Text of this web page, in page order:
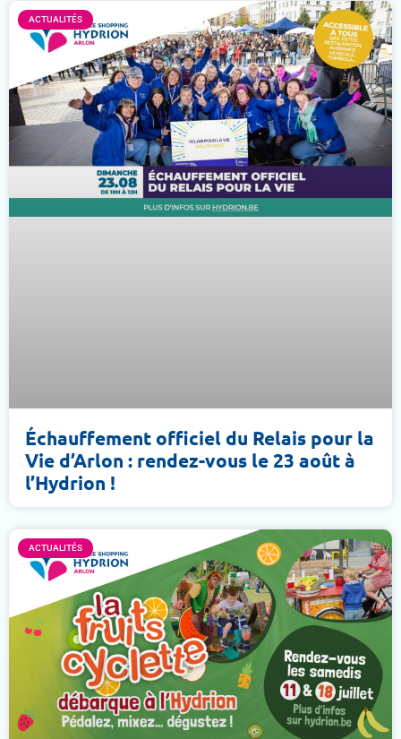
ACTUALITÉS
Échauffement officiel du Relais pour la
Vie d’Arlon : rendez-vous le 23 août à
l’Hydrion !
ACTUALITÉS